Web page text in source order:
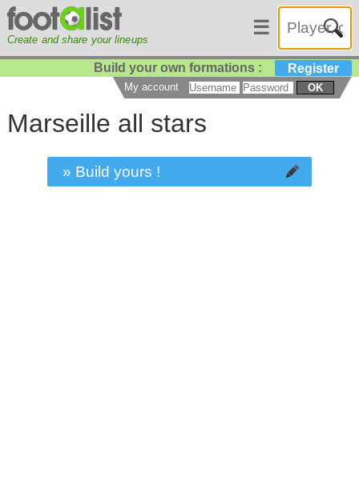
Create and share your lineups
☰
Build your own formations : Register
My account OK
Marseille all stars
» Build yours !